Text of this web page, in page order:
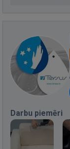
Darbu piemēri